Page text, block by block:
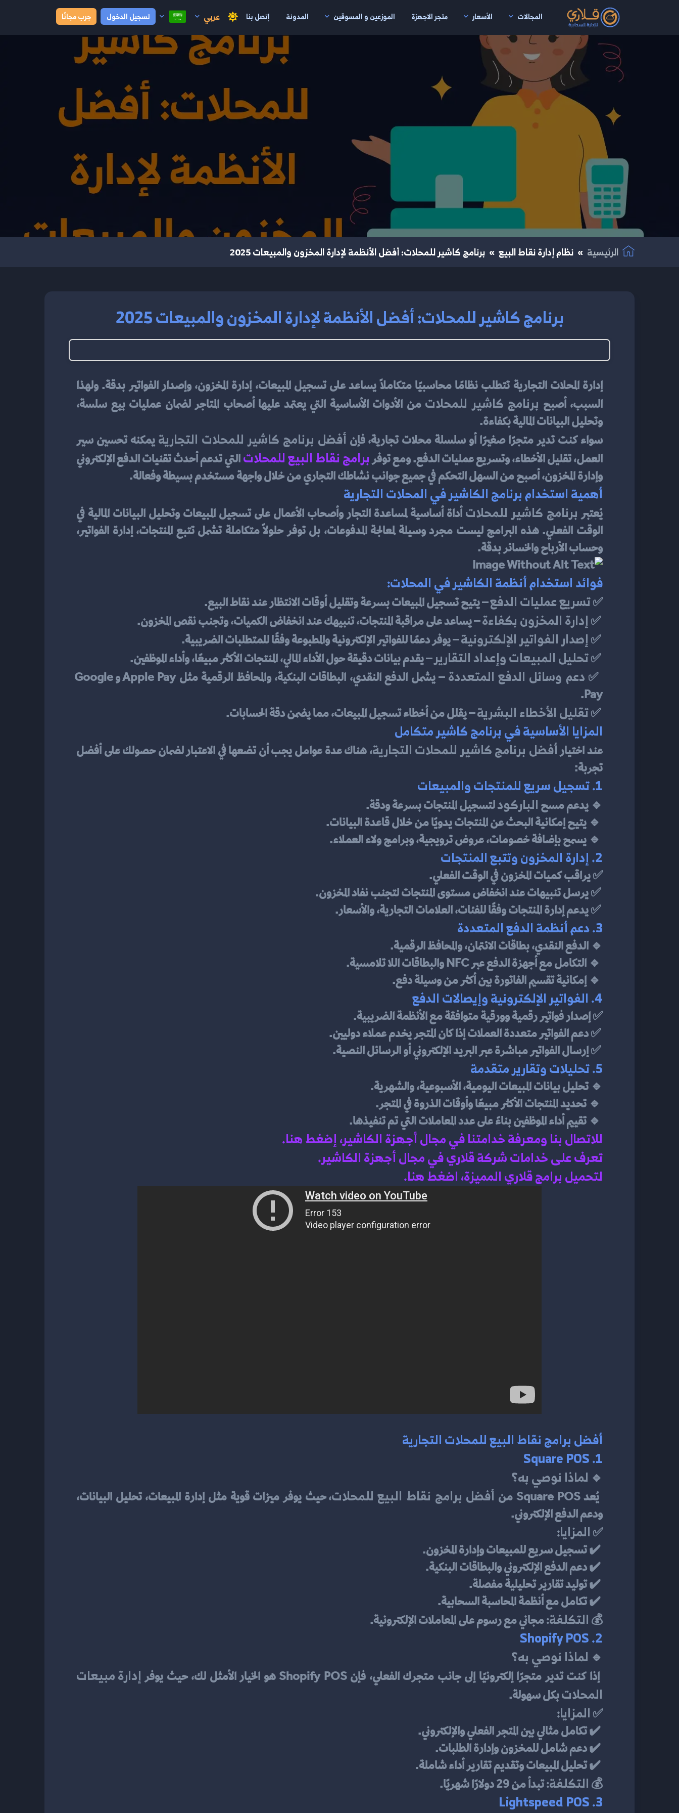
المجالات الأسعار متجر الاجهزة الموزعين و المسوقين المدونة إتصل بنا عربي تسجيل الدخول جرب مجانًا
انتقال إلى المحتوى الرئيسي
الرئيسية نظام إدارة نقاط البيع برنامج كاشير للمحلات: أفضل الأنظمة لإدارة المخزون والمبيعات 2025
برنامج كاشير للمحلات: أفضل الأنظمة لإدارة المخزون والمبيعات 2025
السبب، أصبح برنامج كاشير للمحلات
وتحليل البيانات المالية بكفاءة.
سواء كنت تدير متجرًا صغيرًا أو سلسلة محلات تجارية، فإن أفضل برنامج كاشير للمحلات التجارية يمكنه تحسين سير
العمل، تقليل الأخطاء، وتسريع عمليات الدفع. ومع توفر برامج نقاط البيع للمحلات
وإدارة المخزون، أصبح من السهل التحكم في جميع جوانب نشاطك التجاري من خلال واجهة مستخدم بسيطة وفعالة.
أهمية استخدام برنامج الكاشير في المحلات التجارية
يُعتبر برنامج كاشير للمحلات
وحساب الأرباح والخسائر بدقة.
فوائد استخدام أنظمة الكاشير في المحلات:
✅ تسريع عمليات الدفع – يتيح تسجيل المبيعات بسرعة وتقليل أوقات الانتظار عند نقاط البيع.
✅ إدارة المخزون بكفاءة – يساعد على مراقبة المنتجات، تنبيهك عند انخفاض الكميات، وتجنب نقص المخزون.
✅ إصدار الفواتير الإلكترونية – يوفر دعمًا للفواتير الإلكترونية والمطبوعة وفقًا للمتطلبات الضريبية.
✅ تحليل المبيعات وإعداد التقارير – يقدم بيانات دقيقة حول الأداء المالي، المنتجات الأكثر مبيعًا، وأداء الموظفين.
دعم وسائل الدفع المتعددة – يشمل الدفع النقدي، البطاقات البنكية، والمحافظ الرقمية مثل Apple Pay وGoogle
Pay.
✅ تقليل الأخطاء البشرية – يقلل من أخطاء تسجيل المبيعات، مما يضمن دقة الحسابات.
المزايا الأساسية في برنامج كاشير متكامل
عند اختيار أفضل برنامج كاشير للمحلات التجارية
تجربة:
1. تسجيل سريع للمنتجات والمبيعات
🔹 يدعم مسح الباركود لتسجيل المنتجات بسرعة ودقة.
2. إدارة المخزون وتتبع المنتجات
✅ يراقب كميات المخزون في الوقت الفعلي.
✅ يرسل تنبيهات عند انخفاض مستوى المنتجات لتجنب نفاد المخزون.
✅ يدعم إدارة المنتجات وفقًا للفئات، العلامات التجارية، والأسعار.
3. دعم أنظمة الدفع المتعددة
🔹 الدفع النقدي، بطاقات الائتمان، والمحافظ الرقمية.
4. الفواتير الإلكترونية وإيصالات الدفع
✅ إصدار فواتير رقمية وورقية متوافقة مع الأنظمة الضريبية.
✅ دعم الفواتير متعددة العملات إذا كان المتجر يخدم عملاء دوليين.
✅ إرسال الفواتير مباشرة عبر البريد الإلكتروني أو الرسائل النصية.
5. تحليلات وتقارير متقدمة
🔹 تحليل بيانات المبيعات اليومية، الأسبوعية، والشهرية.
للاتصال بنا ومعرفة خدامتنا في مجال أجهزة الكاشير، إضغط هنا.
تعرف على خدامات شركة قلاري في مجال أجهزة الكاشير.
لتحميل برامج قلاري المميزة، اضغط هنا.
أفضل برامج نقاط البيع للمحلات التجارية
1. Square POS
🔹 لماذا نوصي به؟
يُعد Square POS من أفضل برامج نقاط البيع للمحلات
ودعم الدفع الإلكتروني.
✅ المزايا:
💰 التكلفة: مجاني مع رسوم على المعاملات الإلكترونية.
2. Shopify POS
🔹 لماذا نوصي به؟
إذا كنت تدير متجرًا إلكترونيًا إلى جانب متجرك الفعلي، فإن Shopify POS هو الخيار الأمثل لك، حيث يوفر
المحلات بكل سهولة.
✅ المزايا:
💰 التكلفة: تبدأ من 29 دولارًا شهريًا.
3. Lightspeed POS